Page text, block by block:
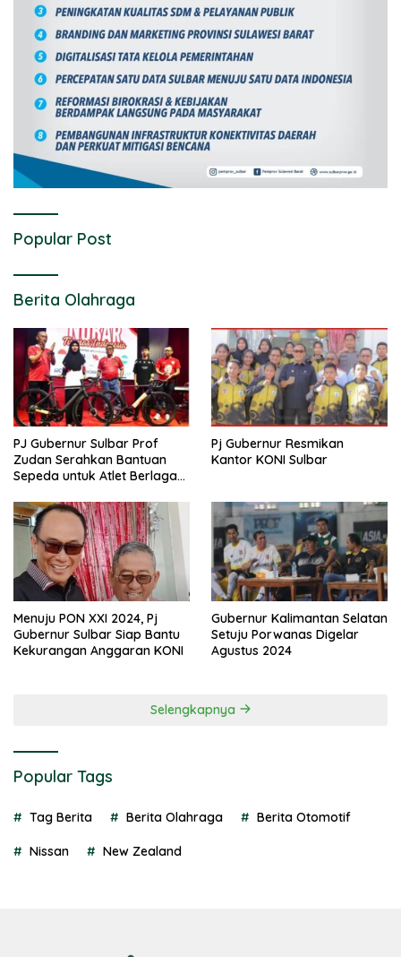
Popular Post
Berita Olahraga
PJ Gubernur Sulbar Prof
Zudan Serahkan Bantuan
Sepeda untuk Atlet Berlaga
Pj Gubernur Resmikan
Kantor KONI Sulbar
Menuju PON XXI 2024, Pj
Gubernur Sulbar Siap Bantu
Kekurangan Anggaran KONI
Gubernur Kalimantan Selatan
Setuju Porwanas Digelar
Agustus 2024
Selengkapnya
Popular Tags
Tag Berita Berita Olahraga Berita Otomotif
Nissan New Zealand